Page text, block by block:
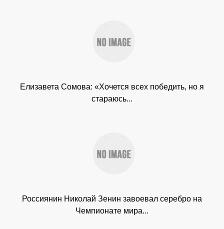
Елизавета Сомова: «Хочется всех победить, но я
стараюсь...
Россиянин Николай Зенин завоевал серебро на
Чемпионате мира...